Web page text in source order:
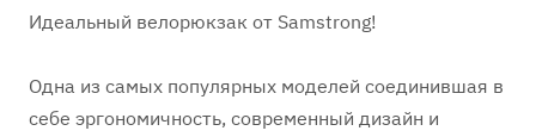
Идеальный велорюкзак от Samstrong!
Одна из самых популярных моделей соединившая в
себе эргономичность, современный дизайн и